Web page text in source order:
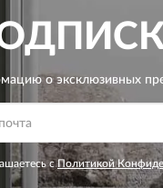
о эксклюзивных
сПолитикой